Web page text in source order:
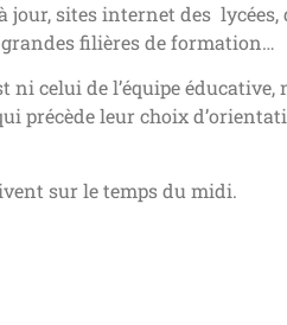
sites internet des lycées,
filières de formation…
celui de l’équipe éducative,
précède leur choix
sur le temps du midi.